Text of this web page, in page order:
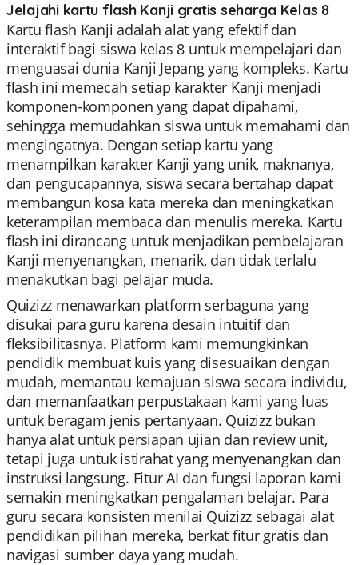
Jelajahi kartu flash Kanji gratis seharga Kelas 8
Kartu flash Kanji adalah alat yang efektif dan
interaktif bagi siswa kelas 8 untuk mempelajari dan
menguasai dunia Kanji Jepang yang kompleks. Kartu
flash ini memecah setiap karakter Kanji menjadi
komponen-komponen yang dapat dipahami,
sehingga memudahkan siswa untuk memahami dan
mengingatnya. Dengan setiap kartu yang
menampilkan karakter Kanji yang unik, maknanya,
dan pengucapannya, siswa secara bertahap dapat
membangun kosa kata mereka dan meningkatkan
keterampilan membaca dan menulis mereka. Kartu
flash ini dirancang untuk menjadikan pembelajaran
Kanji menyenangkan, menarik, dan tidak terlalu
menakutkan bagi pelajar muda.
Quizizz menawarkan platform serbaguna yang
disukai para guru karena desain intuitif dan
fleksibilitasnya. Platform kami memungkinkan
pendidik membuat kuis yang disesuaikan dengan
mudah, memantau kemajuan siswa secara individu,
dan memanfaatkan perpustakaan kami yang luas
untuk beragam jenis pertanyaan. Quizizz bukan
hanya alat untuk persiapan ujian dan review unit,
tetapi juga untuk istirahat yang menyenangkan dan
instruksi langsung. Fitur AI dan fungsi laporan kami
semakin meningkatkan pengalaman belajar. Para
guru secara konsisten menilai Quizizz sebagai alat
pendidikan pilihan mereka, berkat fitur gratis dan
navigasi sumber daya yang mudah.